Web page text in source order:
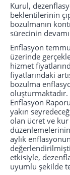
Kurul,
beklentilerinin
bozulmanın
sürecinin
Enflasyon
üzerinde
hizmet
fiyatlarındaki
bozulma
Enflasyon
yakın
olan ücret ve
aylık
etkisiyle,
uyumlu şekilde